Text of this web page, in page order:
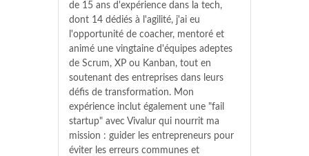
de 15 ans d'expérience dans la tech,
dont 14 dédiés à l'agilité, j'ai eu
l'opportunité de coacher, mentoré et
animé une vingtaine d'équipes adeptes
de Scrum, XP ou Kanban, tout en
soutenant des entreprises dans leurs
défis de transformation. Mon
expérience inclut également une "fail
startup" avec Vivalur qui nourrit ma
mission : guider les entrepreneurs pour
éviter les erreurs communes et